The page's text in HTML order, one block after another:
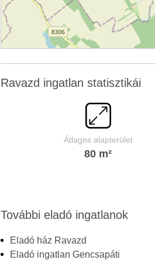
Ravazd ingatlan statisztikái
Átlagos alapterület
80 m²
További eladó ingatlanok
Eladó ház Ravazd
Eladó ingatlan Gencsapáti